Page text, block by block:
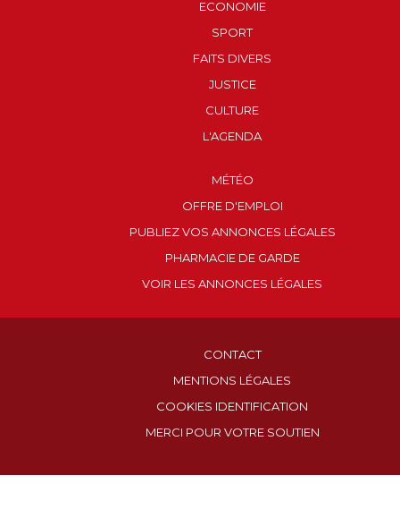
ECONOMIE
SPORT
FAITS DIVERS
JUSTICE
CULTURE
L'AGENDA
MÉTÉO
OFFRE D'EMPLOI
PUBLIEZ VOS ANNONCES LÉGALES
PHARMACIE DE GARDE
VOIR LES ANNONCES LÉGALES
CONTACT
MENTIONS LÉGALES
COOKIES IDENTIFICATION
MERCI POUR VOTRE SOUTIEN